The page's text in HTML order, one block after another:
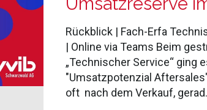
Rückblick | Fach-Erfa
| Online via Teams Beim
„Technischer Service“ ging
"Umsatzpotenzial
oft nach dem Verkauf,